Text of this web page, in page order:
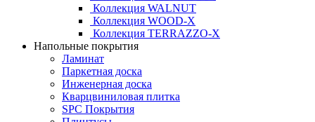
Коллекция WALNUT
Коллекция WOOD-X
Коллекция ТЕRRАZZO-X
Напольные покрытия
Ламинат
Паркетная доска
Инженерная доска
Кварцвиниловая плитка
SPC Покрытия